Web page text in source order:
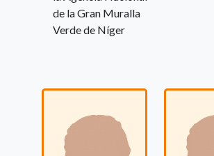
de la Gran Muralla
Verde de Níger